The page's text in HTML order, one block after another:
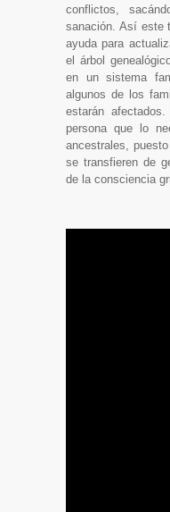
conflictos,
sanación. Así este
ayuda para
el árbol
en un sistema
algunos de los
estarán
persona que lo
ancestrales,
se transfieren de
de la consciencia